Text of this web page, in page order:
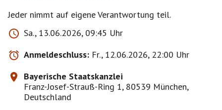
Jeder nimmt auf eigene Verantwortung teil.
Sa., 13.06.2026, 09:45 Uhr
Anmeldeschluss: Fr., 12.06.2026, 22:00 Uhr
Bayerische Staatskanzlei
Franz-Josef-Strauß-Ring 1, 80539 München,
Deutschland